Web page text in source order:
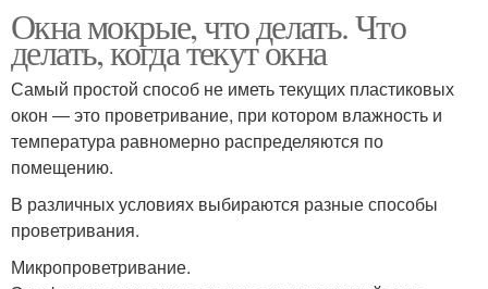
Окна мокрые, что делать. Что
делать, когда текут окна
Самый простой способ не иметь текущих пластиковых
окон ― это проветривание, при котором влажность и
температура равномерно распределяются по
помещению.
В различных условиях выбираются разные способы
проветривания.
Микропроветривание.